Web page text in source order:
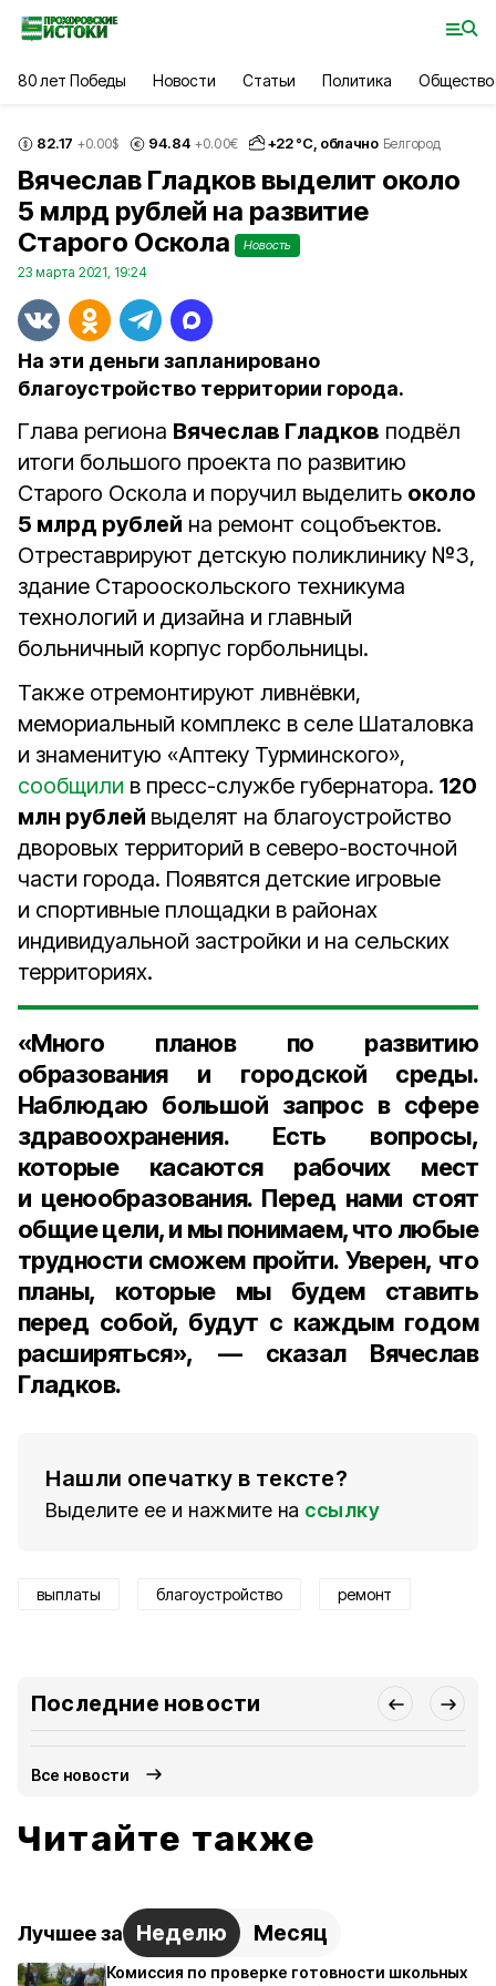
80 лет Победы Новости Статьи Политика Общество
82.17 +0.00$ 94.84 +0.00€ +22°С, облачно Белгород
Вячеслав Гладков выделит около
5 млрд рублей на развитие
Старого Оскола
Новость
23 марта 2021, 19:24
На эти деньги запланировано
благоустройство территории города.
Глава региона Вячеслав Гладков подвёл
итоги большого проекта по развитию
Старого Оскола и поручил выделить около
5 млрд рублей на ремонт соцобъектов.
Отреставрируют детскую поликлинику №3,
здание Старооскольского техникума
технологий и дизайна и главный
больничный корпус горбольницы.
Также отремонтируют ливнёвки,
мемориальный комплекс в селе Шаталовка
и знаменитую «Аптеку Турминского»,
сообщили в пресс-службе губернатора. 120
млн рублей выделят на благоустройство
дворовых территорий в северо-восточной
части города. Появятся детские игровые
и спортивные площадки в районах
индивидуальной застройки и на сельских
территориях.
«Много планов по развитию
образования и городской среды.
Наблюдаю большой запрос в сфере
здравоохранения. Есть вопросы,
которые касаются рабочих мест
и ценообразования. Перед нами стоят
общие цели, и мы понимаем, что любые
трудности сможем пройти. Уверен, что
планы, которые мы будем ставить
перед собой, будут с каждым годом
расширяться», — сказал Вячеслав
Гладков.
Нашли опечатку в тексте?
Выделите ее и нажмите на ссылку
выплаты благоустройство ремонт
Последние новости
Все новости
Читайте также
Лучшее за Неделю Месяц
Комиссия по проверке готовности школьных